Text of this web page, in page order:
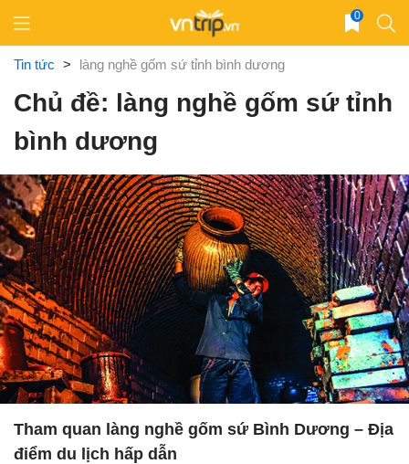
content
0
Tin tức > làng nghề gốm sứ tỉnh bình dương
Chủ đề: làng nghề gốm sứ tỉnh
bình dương
Tham quan làng nghề gốm sứ Bình Dương – Địa
điểm du lịch hấp dẫn